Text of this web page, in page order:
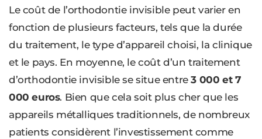
Le coût de l’orthodontie invisible peut varier en
fonction de plusieurs facteurs, tels que la durée
du traitement, le type d’appareil choisi, la clinique
et le pays. En moyenne, le coût d’un traitement
d’orthodontie invisible se situe entre3 000 et 7
000 euros. Bien que cela soit plus cher que les
appareils métalliques traditionnels, de nombreux
patients considèrent l’investissement comme